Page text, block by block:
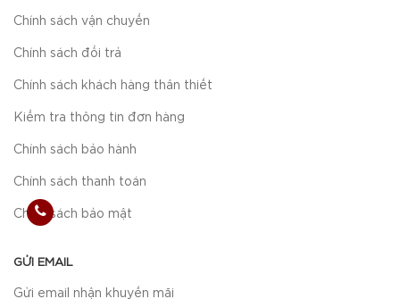
Chính sách vận chuyển
Chính sách đổi trả
Chính sách khách hàng thân thiết
Kiểm tra thông tin đơn hàng
Chính sách bảo hành
Chính sách thanh toán
Chính sách bảo mật
GỬI EMAIL
Gửi email nhận khuyến mãi